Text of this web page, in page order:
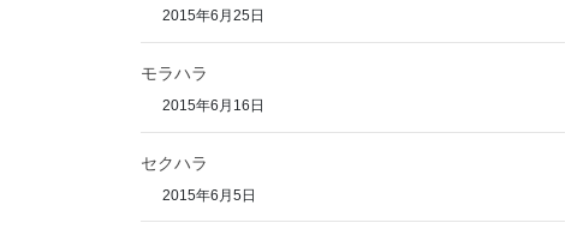
2015年6月25日
モラハラ
2015年6月16日
セクハラ
2015年6月5日